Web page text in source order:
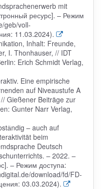
mit
ресурс]. – Режим
geb/voll-
11.03.2024).
Inhalt: Freunde,
I. Thonhauser, // IDT
Erich Schmidt Verlag,
Eine empirische
auf Niveaustufe A
Gießener Beiträge zur
Gunter Narr Verlag,
– auch auf
beim
Deutsch
– 2022. –
– Режим доступа:
download/fd/FD-
03.03.2024).